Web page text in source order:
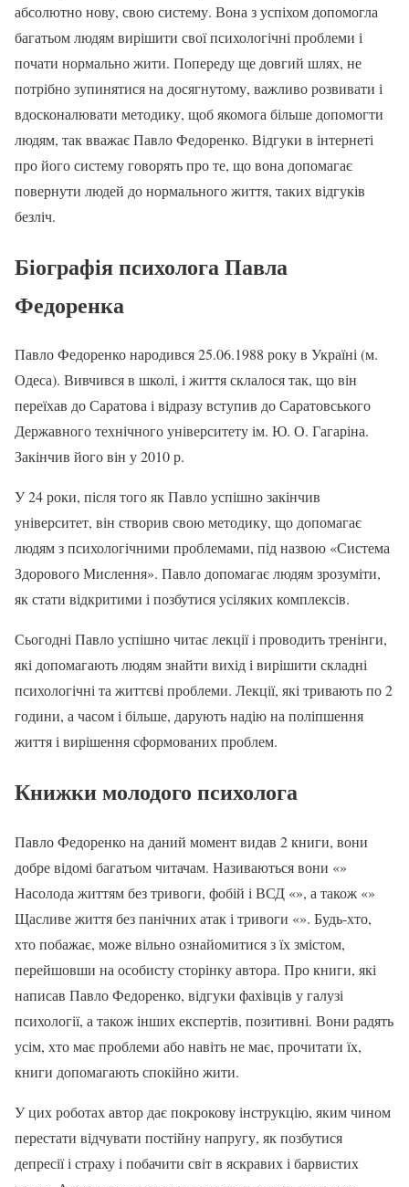
абсолютно нову, свою систему. Вона з успіхом допомогла
багатьом людям вирішити свої психологічні проблеми і
почати нормально жити. Попереду ще довгий шлях, не
потрібно зупинятися на досягнутому, важливо розвивати і
вдосконалювати методику, щоб якомога більше допомогти
людям, так вважає Павло Федоренко. Відгуки в інтернеті
про його систему говорять про те, що вона допомагає
повернути людей до нормального життя, таких відгуків
безліч.
Біографія психолога Павла
Федоренка
Павло Федоренко народився 25.06.1988 року в Україні (м.
Одеса). Вивчився в школі, і життя склалося так, що він
переїхав до Саратова і відразу вступив до Саратовського
Державного технічного університету ім. Ю. О. Гагаріна.
Закінчив його він у 2010 р.
У 24 роки, після того як Павло успішно закінчив
університет, він створив свою методику, що допомагає
людям з психологічними проблемами, під назвою «Система
Здорового Мислення». Павло допомагає людям зрозуміти,
як стати відкритими і позбутися усіляких комплексів.
Сьогодні Павло успішно читає лекції і проводить тренінги,
які допомагають людям знайти вихід і вирішити складні
психологічні та життєві проблеми. Лекції, які тривають по 2
години, а часом і більше, дарують надію на поліпшення
життя і вирішення сформованих проблем.
Книжки молодого психолога
Павло Федоренко на даний момент видав 2 книги, вони
добре відомі багатьом читачам. Називаються вони «»
Насолода життям без тривоги, фобій і ВСД «», а також «»
Щасливе життя без панічних атак і тривоги «». Будь-хто,
хто побажає, може вільно ознайомитися з їх змістом,
перейшовши на особисту сторінку автора. Про книги, які
написав Павло Федоренко, відгуки фахівців у галузі
психології, а також інших експертів, позитивні. Вони радять
усім, хто має проблеми або навіть не має, прочитати їх,
книги допомагають спокійно жити.
У цих роботах автор дає покрокову інструкцію, яким чином
перестати відчувати постійну напругу, як позбутися
депресії і страху і побачити світ в яскравих і барвистих